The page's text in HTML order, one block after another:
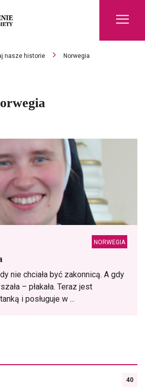
nasze historie Norwegia
NORWEGIA
nie chciała być zakonnicą. A gdy
– płakała. Teraz jest
i posługuje w ...
40